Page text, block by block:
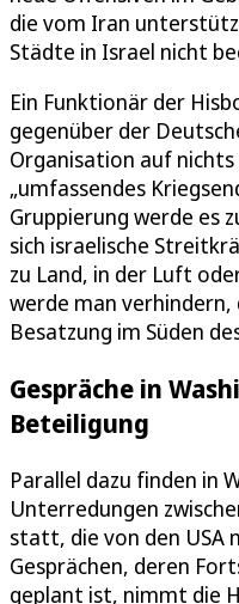
die vom Iran
Städte in Israel nicht
Ein Funktionär der
gegenüber der
Organisation auf
„umfassendes
Gruppierung werde es
sich israelische
zu Land, in der Luft
werde man verhindern,
Besatzung im Süden
Gespräche in
Beteiligung
Parallel dazu finden in
Unterredungen
statt, die von den USA
Gesprächen, deren
geplant ist, nimmt die